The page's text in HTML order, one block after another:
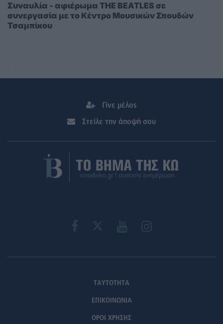
Συναυλία - αφιέρωμα THE BEATLES σε
συνεργασία με το Κέντρο Μουσικών Σπουδών
Τσαμπίκου
Γίνε μέλος
Στείλε την άποψή σου
ΤΑΥΤΟΤΗΤΑ
ΕΠΙΚΟΙΝΩΝΙΑ
ΟΡΟΙ ΧΡΗΣΗΣ